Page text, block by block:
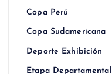
Copa Perú
Copa Sudamericana
Deporte Exhibición
Etapa Departamental